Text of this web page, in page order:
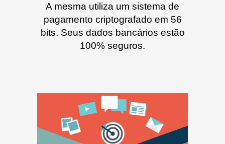
A mesma utiliza um sistema de
pagamento criptografado em 56
bits. Seus dados bancários estão
100% seguros.